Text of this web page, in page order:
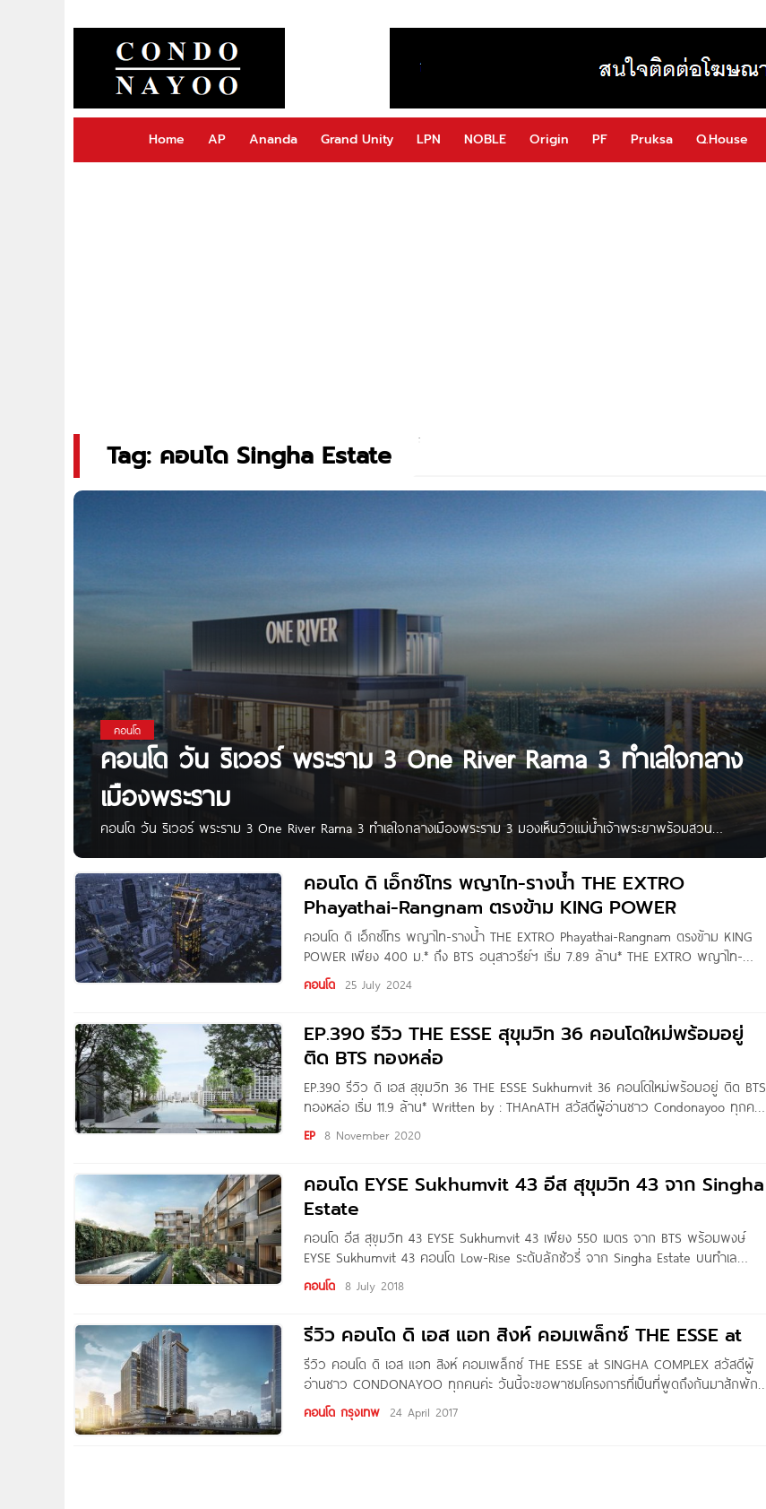
Home AP Ananda Grand Unity LPN NOBLE Origin PF Pruksa Q.House
Tag: คอนโด Singha Estate
คอนโด
คอนโด วัน ริเวอร์ พระราม 3 One River Rama 3 ทำเลใจกลาง
เมืองพระราม
คอนโด วัน ริเวอร์ พระราม 3 One River Rama 3 ทำเลใจกลางเมืองพระราม 3 มองเห็นวิวแม่น้ำเจ้าพระยาพร้อมสวน
สาธารณะขนาด 29 ไร่* ทุกยูนิต เตรียมพบ One River พระราม 3 คอนโดโครงการใหม่ จาก Singha Estate ที่ตั้งโครงการอยู่
บนถนนพระราม 3 แขวงบางโคล่ เขตบางคอแหลม กทม. ทำเลใจกลางเมืองคอนโด ดิ เอ็กซ์โทร พญาไท-รางน้ำ THE EXTRO
Phayathai-Rangnam ตรงข้าม KING POWER
คอนโด ดิ เอ็กซ์โทร พญาไท-รางน้ำ THE EXTRO Phayathai-Rangnam ตรงข้าม KING
POWER เพียง 400 ม.* ถึง BTS อนุสาวรีย์ฯ เริ่ม 7.89 ล้าน* THE EXTRO พญาไท-
รางน้ำ คอนโดจาก Singha Estate ที่ตั้งโครงการอยู่บนถนนรางน้ำ เขตพญาไท กทม. บน
ทำเลศักยภาพใจกลาง พญาไท-รางน้ำ ติดสวนสันติภาพ
คอนโด 25 July 2024
EP.390 รีวิว THE ESSE สุขุมวิท 36 คอนโดใหม่พร้อมอยู่
ติด BTS ทองหล่อ
EP.390 รีวิว ดิ เอส สุขุมวิท 36 THE ESSE Sukhumvit 36 คอนโดใหม่พร้อมอยู่ ติด BTS
ทองหล่อ เริ่ม 11.9 ล้าน* Written by : THAnATH สวัสดีผู้อ่านชาว Condonayoo ทุกคน
ครับ วันนี้ผมพามาชมโครงการ THE ESSE SUKHUMVIT 36 (ทองหล่อ)
EP 8 November 2020
คอนโด EYSE Sukhumvit 43 อีส สุขุมวิท 43 จาก Singha
Estate
คอนโด อีส สุขุมวิท 43 EYSE Sukhumvit 43 เพียง 550 เมตร จาก BTS พร้อมพงษ์
EYSE Sukhumvit 43 คอนโด Low-Rise ระดับลักชัวรี่ จาก Singha Estate บนทำเล
ศักยภาพใจกลางเมือง ย่านอโศก-พร้อมพงษ์ ในซอยสุขุมวิท 43 ใกล้รถไฟฟ้า BTS พร้อม
พงษ์ ประมาณ
คอนโด 8 July 2018
รีวิว คอนโด ดิ เอส แอท สิงห์ คอมเพล็กซ์ THE ESSE at
รีวิว คอนโด ดิ เอส แอท สิงห์ คอมเพล็กซ์ THE ESSE at SINGHA COMPLEX สวัสดีผู้
อ่านชาว CONDONAYOO ทุกคนค่ะ วันนี้จะขอพาชมโครงการที่เป็นที่พูดถึงกันมาสักพัก
ใหญ่ และเป็นอีกโครงการที่ใครหลายคนกำลังติดตามรอดูรายละเอียดกันอยู่ กับคอนโดระดับ
Super Luxury โครงการ THE ESSE at SINGHA COMPLEX จาก สิงห์ เอสเตท เป็น
คอนโด กรุงเทพ 24 April 2017